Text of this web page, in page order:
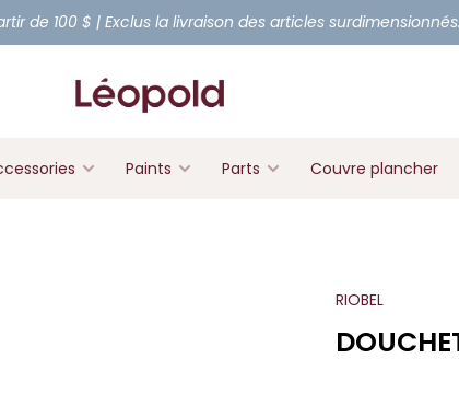
de 100 $ | Exclus la livraison des articles surdimensionnés.
Paints Parts Couvre plancher
RIOBEL